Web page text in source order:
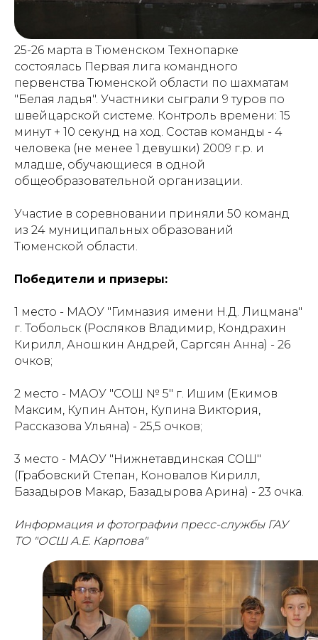
25-26 марта в Тюменском Технопарке
состоялась Первая лига командного
первенства Тюменской области по шахматам
"Белая ладья". Участники сыграли 9 туров по
швейцарской системе. Контроль времени: 15
минут + 10 секунд на ход. Состав команды - 4
человека (не менее 1 девушки) 2009 г.р. и
младше, обучающиеся в одной
общеобразовательной организации.
Участие в соревновании приняли 50 команд
из 24 муниципальных образований
Тюменской области.
Победители и призеры:
1 место - МАОУ "Гимназия имени Н.Д. Лицмана"
г. Тобольск (Росляков Владимир, Кондрахин
Кирилл, Аношкин Андрей, Саргсян Анна) - 26
очков;
2 место - МАОУ "СОШ № 5" г. Ишим (Екимов
Максим, Купин Антон, Купина Виктория,
Рассказова Ульяна) - 25,5 очков;
3 место - МАОУ "Нижнетавдинская СОШ"
(Грабовский Степан, Коновалов Кирилл,
Базадыров Макар, Базадырова Арина) - 23 очка.
Информация и фотографии пресс-службы ГАУ
ТО "ОСШ А.Е. Карпова"